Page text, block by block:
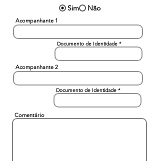
Sim Não
Acompanhante 1
Documento de Identidade
Acompanhante 2
Documento de Identidade
Comentário